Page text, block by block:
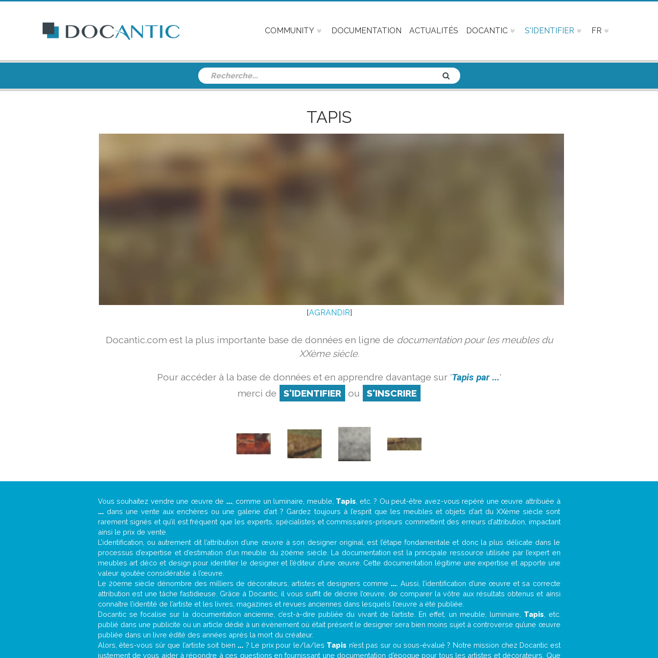
COMMUNITY DOCUMENTATION ACTUALITÉS DOCANTIC S'IDENTIFIER FR
TAPIS
[AGRANDIR]
Docantic.com est la plus importante base de données en ligne de documentation pour les meubles du
XXème siècle.
Pour accéder à la base de données et en apprendre davantage sur 'Tapis par ...'
merci de
S'IDENTIFIER ou S'INSCRIRE
Vous souhaitez vendre une œuvre de ..., comme un luminaire, meuble, Tapis , etc. ? Ou peut-être avez-vous repéré une œuvre attribuée à
...dans une vente aux enchères ou une galerie d’art ? Gardez toujours à l’esprit que les meubles et objets d’art du XXème siècle sont
rarement signés et qu’il est fréquent que les experts, spécialistes et commissaires-priseurs commettent des erreurs d’attribution, impactant
ainsi le prix de vente.
L’identification, ou autrement dit l’attribution d’une œuvre à son designer original, est l’étape fondamentale et donc la plus délicate dans le
processus d’expertise et d’estimation d’un meuble du 20ème siècle. La documentation est la principale ressource utilisée par l’expert en
meubles art déco et design pour identifier le designer et l’éditeur d’une œuvre. Cette documentation légitime une expertise et apporte une
valeur ajoutée considérable à l’œuvre.
Le 20eme siècle dénombre des milliers de décorateurs, artistes et designers comme .... Aussi, l’identification d’une œuvre et sa correcte
attribution est une tâche fastidieuse. Grâce à Docantic, il vous suffit de décrire l’œuvre, de comparer la vôtre aux résultats obtenus et ainsi
connaître l’identité de l’artiste et les livres, magazines et revues anciennes dans lesquels l’œuvre a été publiée.
Docantic se focalise sur la documentation ancienne, c’est-à-dire publiée du vivant de l’artiste. En effet, un meuble, luminaire, Tapis , etc.
publié dans une publicité ou un article dédié à un évènement où était présent le designer sera bien moins sujet à controverse qu’une œuvre
publiée dans un livre édité des années après la mort du créateur.
Alors, êtes-vous sûr que l’artiste soit bien ... ? Le prix pour le/la/les Tapis n’est pas sur ou sous-évalué ? Notre mission chez Docantic est
justement de vous aider à répondre à ces questions en fournissant une documentation d’époque pour tous les artistes et décorateurs. Que